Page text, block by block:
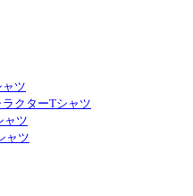
ャツ
ラクターTシャツ
ャツ
ャツ